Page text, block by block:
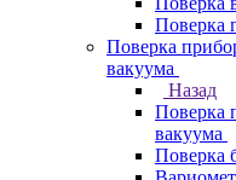
Поверка
Поверка
вакуума
Назад
Поверка
вакуума
Поверка